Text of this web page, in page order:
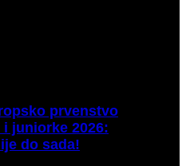
prvenstvo
juniorke 2026:
do sada!